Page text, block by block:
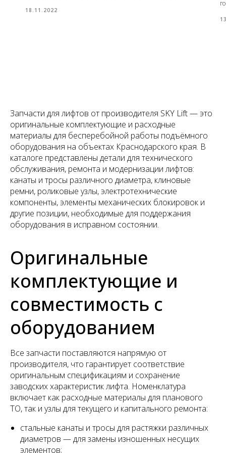
18.11.2022
Запчасти для лифтов от производителя SKY Lift — это
оригинальные комплектующие и расходные
материалы для бесперебойной работы подъёмного
оборудования на объектах Краснодарского края. В
каталоге представлены детали для технического
обслуживания, ремонта и модернизации лифтов:
канаты и тросы различного диаметра, клиновые
ремни, роликовые узлы, электротехнические
компоненты, элементы механических блокировок и
другие позиции, необходимые для поддержания
оборудования в исправном состоянии.
Оригинальные
комплектующие и
совместимость с
оборудованием
Все запчасти поставляются напрямую от
производителя, что гарантирует соответствие
оригинальным спецификациям и сохранение
заводских характеристик лифта. Номенклатура
включает как расходные материалы для планового
ТО, так и узлы для текущего и капитального ремонта:
стальные канаты и тросы для растяжки различных
диаметров — для замены изношенных несущих
элементов;